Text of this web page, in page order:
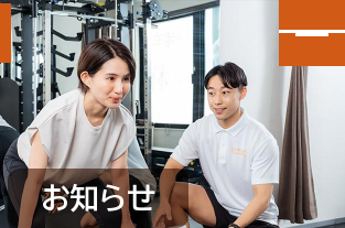
カンタン30秒申し込み
LINEで無料体験予約
大泉学園店 会員予約
お知らせ